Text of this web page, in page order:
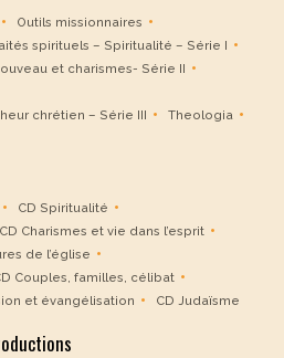
Outils missionnaires
spirituels – Spiritualité – Série I
et charismes- Série II
chrétien – Série III
Theologia
CD Spiritualité
CD Charismes et vie dans l’esprit
de l’église
Couples, familles, célibat
et évangélisation CD Judaïsme